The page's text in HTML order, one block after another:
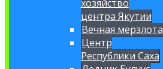
хозяйство
центра Якутии
Вечная мерзлота
Центр
Республики Саха